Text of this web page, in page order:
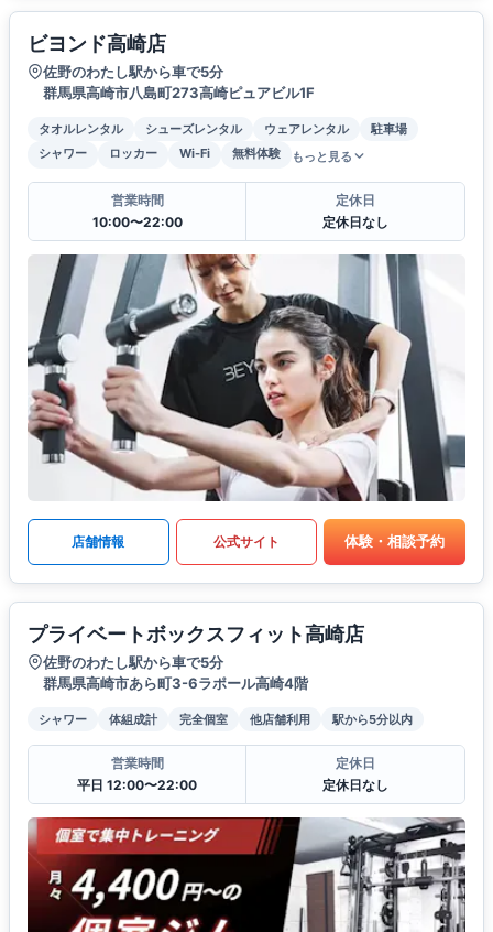
ビヨンド高崎店
佐野のわたし駅から車で5分
群馬県高崎市八島町273高崎ピュアビル1F
タオルレンタル シューズレンタル ウェアレンタル
駐車場
シャワー
ロッカー Wi-Fi 無料体験 もっと見る
営業時間
10:00〜22:00
定休日
定休日なし
店舗情報 公式サイト 体験・相談予約
プライベートボックスフィット高崎店
佐野のわたし駅から車で5分
群馬県高崎市あら町3-6ラポール高崎4階
シャワー 体組成計 完全個室 他店舗利用 駅から5分以内
営業時間
平日 12:00〜22:00
定休日
定休日なし